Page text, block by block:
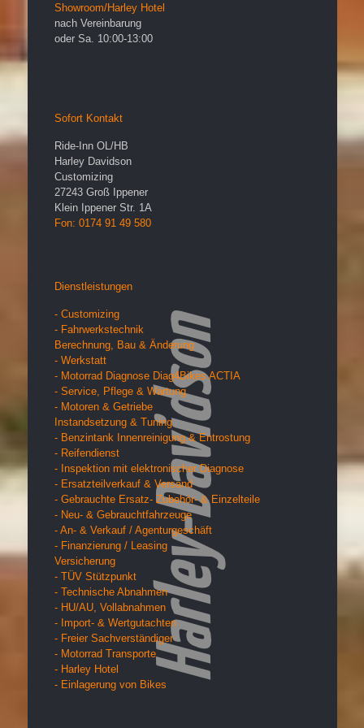
Showroom/Harley Hotel
nach Vereinbarung
oder Sa. 10:00-13:00
Sofort Kontakt
Ride-Inn OL/HB
Harley Davidson
Customizing
27243 Groß Ippener
Klein Ippener Str. 1A
Fon: 0174 91 49 580
Dienstleistungen
- Customizing
- Fahrwerkstechnik
Berechnung, Bau & Änderung
- Werkstatt
- Motorrad Diagnose Diag4Bikes ACTIA
- Service, Pflege & Wartung
- Motoren & Getriebe
Instandsetzung & Tuning
- Benzintank Innenreinigung & Entrostung
- Reifendienst
- Inspektion mit elektronischer Diagnose
- Ersatzteilverkauf & Versand
- Gebrauchte Ersatz- Zubehör- & Einzelteile
- Neu- & Gebrauchtfahrzeuge
- An- & Verkauf / Agenturgeschäft
- Finanzierung / Leasing
Versicherung
- TÜV Stützpunkt
- Technische Abnahmen
- HU/AU, Vollabnahmen
- Import- & Wertgutachten
- Freier Sachverständiger
- Motorrad Transporte
- Harley Hotel
- Einlagerung von Bikes